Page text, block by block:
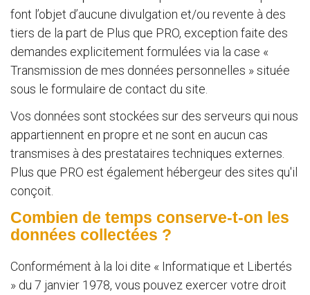
font l’objet d’aucune divulgation et/ou revente à des
tiers de la part de Plus que PRO, exception faite des
demandes explicitement formulées via la case «
Transmission de mes données personnelles » située
sous le formulaire de contact du site.
Vos données sont stockées sur des serveurs qui nous
appartiennent en propre et ne sont en aucun cas
transmises à des prestataires techniques externes.
Plus que PRO est également hébergeur des sites qu'il
conçoit.
Combien de temps conserve-t-on les
données collectées ?
Conformément à la loi dite « Informatique et Libertés
» du 7 janvier 1978, vous pouvez exercer votre droit